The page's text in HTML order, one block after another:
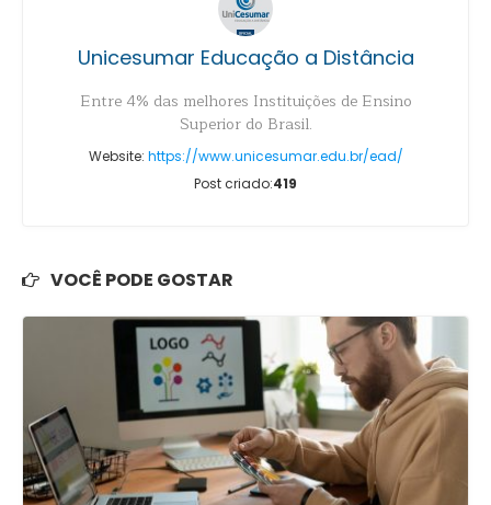
Unicesumar Educação a Distância
Entre 4% das melhores Instituições de Ensino
Superior do Brasil.
Website: https://www.unicesumar.edu.br/ead/
Post criado:419
VOCÊ PODE GOSTAR